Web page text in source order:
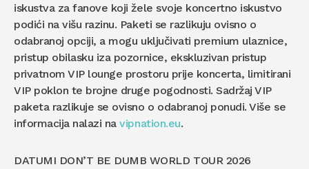
iskustva za fanove koji žele svoje koncertno iskustvo
podići na višu razinu. Paketi se razlikuju ovisno o
odabranoj opciji, a mogu uključivati premium ulaznice,
pristup obilasku iza pozornice, ekskluzivan pristup
privatnom VIP lounge prostoru prije koncerta, limitirani
VIP poklon te brojne druge pogodnosti. Sadržaj VIP
paketa razlikuje se ovisno o odabranoj ponudi. Više se
informacija nalazi navipnation.eu.
DATUMI DON’T BE DUMB WORLD TOUR 2026